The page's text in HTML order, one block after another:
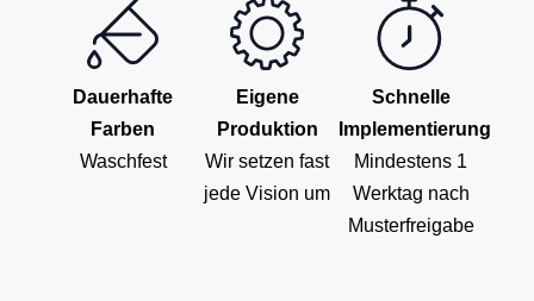
Dauerhafte
Farben
Waschfest
Eigene
Produktion
Wir setzen fast
jede Vision um
Schnelle
Implementierung
Mindestens 1
Werktag nach
Musterfreigabe